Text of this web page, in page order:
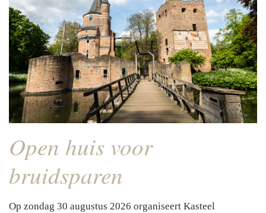
Open huis voor
bruidsparen
Op zondag 30 augustus 2026 organiseert Kasteel